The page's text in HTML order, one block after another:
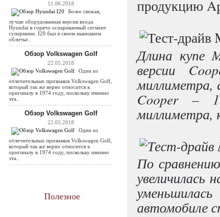
11.06.2018
Более свежая,
лучше оборудованная версия входа
Hyundai в горячо оспариваемый сегмент
супермини. I20 был в своем нынешнем
обличье..
Обзор Volkswagen Golf
22.05.2018
Один из
отличительных признаков Volkswagen Golf,
который так же верно относится к
оригиналу в 1974 году, поскольку именно
эта..
Обзор Volkswagen Golf
22.05.2018
Один из
отличительных признаков Volkswagen Golf,
который так же верно относится к
оригиналу в 1974 году, поскольку именно
эта..
Полезное
продукцию
Длина купе
версии
миллиметра,
Cooper –
миллиметра,
По
увеличилась
автомобиле